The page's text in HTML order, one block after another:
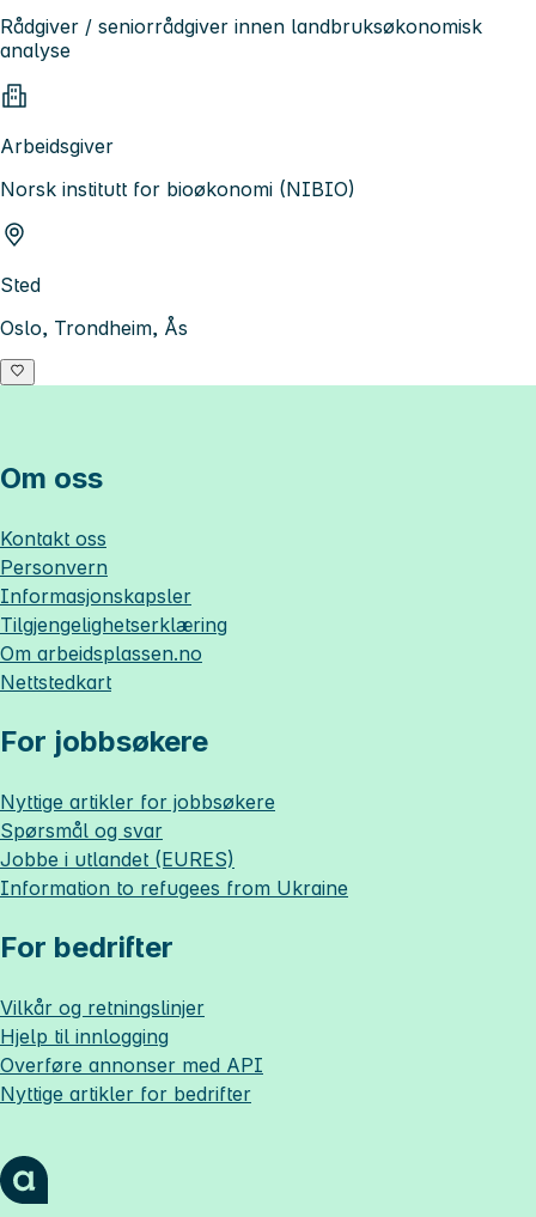
Rådgiver / seniorrådgiver innen landbruksøkonomisk
analyse
Arbeidsgiver
Norsk institutt for bioøkonomi (NIBIO)
Sted
Oslo, Trondheim, Ås
Om oss
Kontakt oss
Personvern
Informasjonskapsler
Tilgjengelighetserklæring
Om arbeidsplassen.no
Nettstedkart
For jobbsøkere
Nyttige artikler for jobbsøkere
Spørsmål og svar
Jobbe i utlandet (EURES)
Information to refugees from Ukraine
For bedrifter
Vilkår og retningslinjer
Hjelp til innlogging
Overføre annonser med API
Nyttige artikler for bedrifter